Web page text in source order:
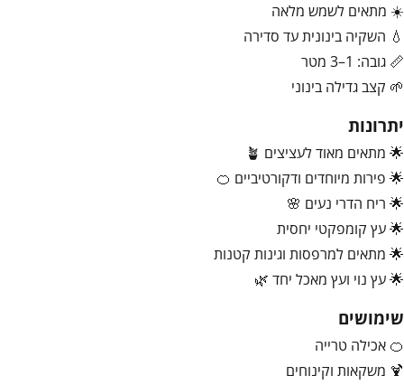
☀️ מתאים לשמש מלאה
💧 השקיה בינונית עד סדירה
📏 גובה: 1–3 מטר
🌱 קצב גדילה בינוני
יתרונות
🌟 מתאים מאוד לעציצים 🪴
🌟 פירות מיוחדים ודקורטיביים 🍊
🌟 ריח הדרי נעים 🌸
🌟 עץ קומפקטי יחסית
🌟 מתאים למרפסות וגינות קטנות
🌟 עץ נוי ועץ מאכל יחד 🌿
שימושים
🍊 אכילה טרייה
🍹 משקאות וקינוחים